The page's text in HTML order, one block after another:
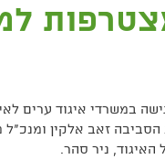
(04/01/18) התקיימה פגישה
זאב אלקין
ניר סהר.